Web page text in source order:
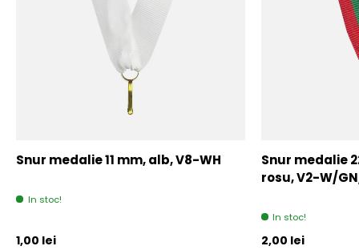
Snur medalie 11 mm, alb, V8-WH
In stoc!
Pret initial
1,00 lei
Snur medalie
rosu, V2-W/
In stoc!
Pret initial
2,00 lei